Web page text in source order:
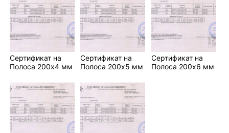
Сертификат на
Полоса 200х4 мм
Сертификат на
Полоса 200х5 мм
Сертификат на
Полоса 200х6 мм